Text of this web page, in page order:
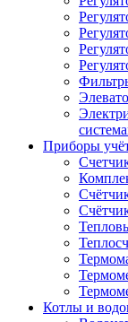
Приборы
Котлы и